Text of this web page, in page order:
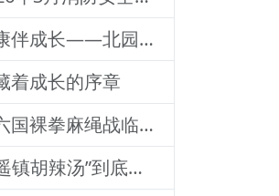
活力满校园，健康伴成长——北园路小学一二年级体质训练纪实
着成长的序章
官宣定档八月，六国裸拳麻绳战临沂巅峰对决！2026铁拳武风·红韵临沂国际巅峰搏击赛新闻发布会举行
“潼关肉夹馍”“逍遥镇胡辣汤”到底还能不能用？官方回